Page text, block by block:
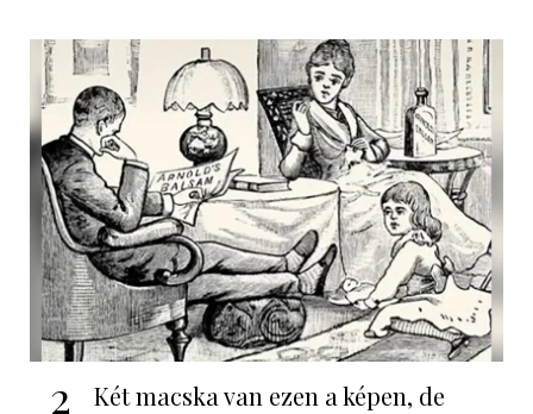
2
Két macska van ezen a képen, de